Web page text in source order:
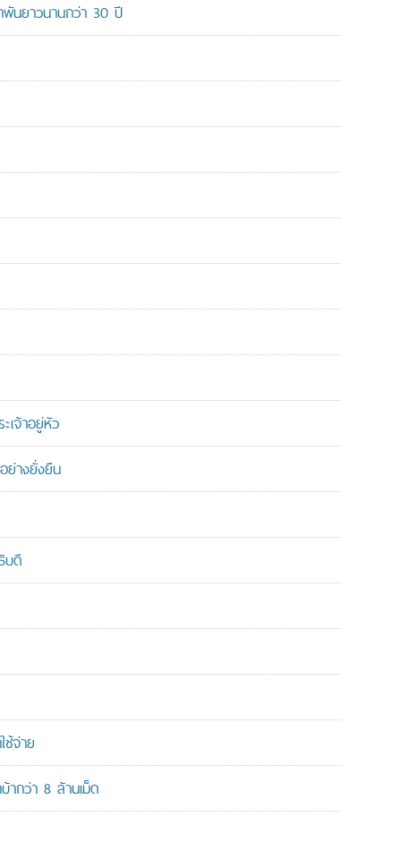
นยาวนานกว่า 30 ปี
เจ้าอยู่หัว
ย่างยั่งยืน
บดี
จ่าย
กว่า 8 ล้านเม็ด